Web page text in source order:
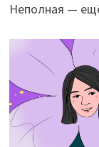
Неполная —